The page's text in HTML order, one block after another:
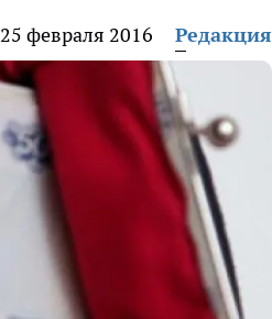
25 февраля 2016 Редакция